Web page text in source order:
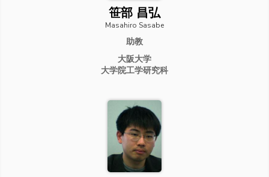
笹部 昌弘
Masahiro Sasabe
助教
大阪大学
大学院工学研究科